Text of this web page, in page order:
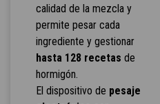
calidad de la mezcla y
permite pesar cada
ingrediente y gestionar
hasta 128 recetas de
hormigón.
El dispositivo de pesaje